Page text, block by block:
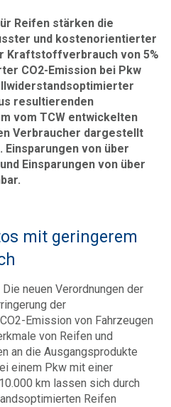
Reifen stärken die
und kostenorientierter
Kraftstoffverbrauch von 5%
CO2-Emission bei Pkw
resultierenden
vom TCW entwickelten
Verbraucher dargestellt
von über
Einsparungen von über
mit geringerem
neuen Verordnungen der
der
Emission von Fahrzeugen
von Reifen und
an die Ausgangsprodukte
einem Pkw mit einer
km lassen sich durch
Reifen